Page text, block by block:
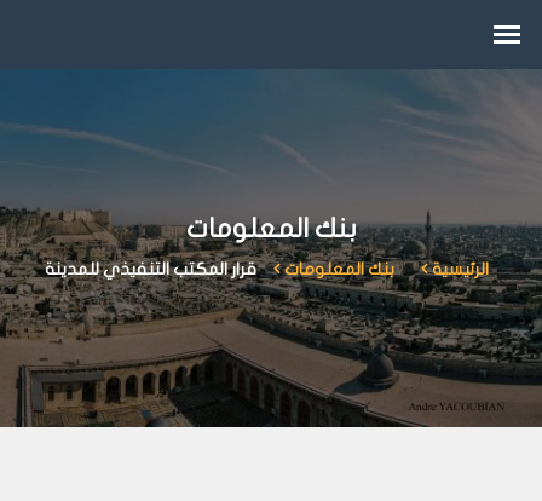
بنك المعلومات
الرئيسية بنك المعلومات قرار المكتب التنفيذي للمدينة